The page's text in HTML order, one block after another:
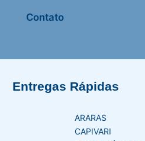
Contato
Entregas Rápidas
ARARAS
CAPIVARI